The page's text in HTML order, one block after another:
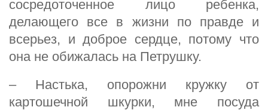
сосредоточенное лицо ребенка,
делающего все в жизни по правде и
всерьез, и доброе сердце, потому что
она не обижалась на Петрушку.
– Настька, опорожни кружку от
картошечной шкурки, мне посуда